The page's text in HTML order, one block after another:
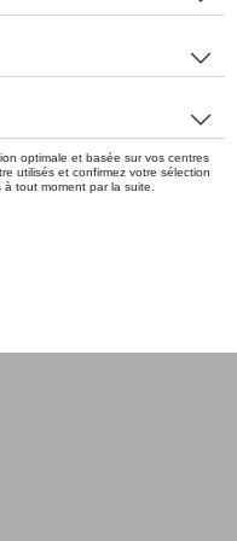
Porsche-sportwagen op 8
geborduurde jaartallen.
gestreepte band aan de hals